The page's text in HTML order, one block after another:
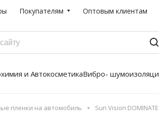
Покупателям Оптовым клиентам
и АвтокосметикаВибро-
пленки на автомобиль Sun Vision